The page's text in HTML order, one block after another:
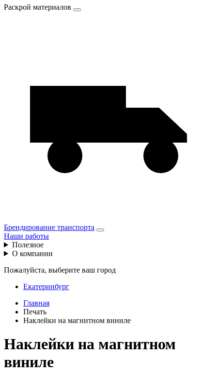
Раскрой материалов
Брендирование транспорта
Наши работы
Полезное
О компании
Пожалуйста, выберите ваш город
Екатеринбург
Главная
Печать
Наклейки на магнитном виниле
Наклейки на магнитном
виниле